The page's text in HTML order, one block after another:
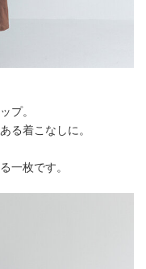
プ。
る着こなしに。
一枚です。